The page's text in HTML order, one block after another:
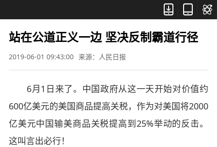



站在公道正义一边 坚决反制霸道行径
2019-06-01 09:43:00 来源：人民日报
6月1日来了。中国政府从这一天开始对价值约
600亿美元的美国商品提高关税，作为对美国将2000
亿美元中国输美商品关税提高到25%举动的反击。
这叫言出必行！